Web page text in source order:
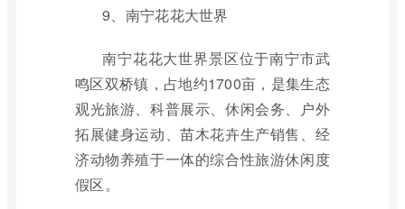
9、南宁花花大世界
南宁花花大世界景区位于南宁市武
鸣区双桥镇，占地约1700亩，是集生态
观光旅游、科普展示、休闲会务、户外
拓展健身运动、苗木花卉生产销售、经
济动物养殖于一体的综合性旅游休闲度
假区。